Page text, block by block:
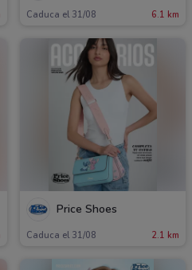
Caduca el 31/08 6.1 km
Price Shoes
Caduca el 31/08 2.1 km